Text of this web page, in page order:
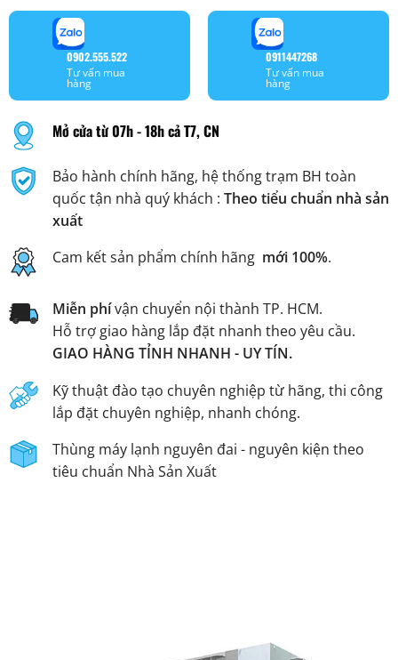
0902.555.522
Tư vấn mua
hàng
0911447268
Tư vấn mua
hàng
Mở cửa từ 07h - 18h cả T7, CN
Bảo hành chính hãng, hệ thống trạm BH toàn
quốc tận nhà quý khách : Theo tiểu chuẩn nhà sản
xuất
Cam kết sản phẩm chính hãng mới 100%.
Miễn phívận chuyển nội thành TP. HCM.
Hỗ trợ giao hàng lắp đặt nhanh theo yêu cầu.
GIAO HÀNG TỈNH NHANH - UY TÍN.
Kỹ thuật đào tạo chuyên nghiệp từ hãng, thi công
lắp đặt chuyên nghiệp, nhanh chóng.
Thùng máy lạnh nguyên đai - nguyên kiện theo
tiêu chuẩn Nhà Sản Xuất